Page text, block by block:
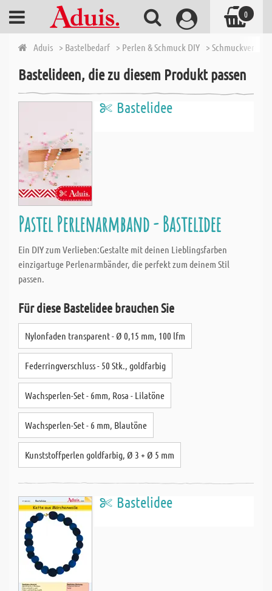
Aduis > Bastelbedarf > Perlen & Schmuck DIY >
Bastelideen, die zu diesem Produkt passen
Bastelidee
Pastel Perlenarmband - Bastelidee
Ein DIY zum Verlieben:Gestalte mit deinen Lieblingsfarben
einzigartuge Perlenarmbänder, die perfekt zum deinem Stil
passen.
Für diese Bastelidee brauchen Sie
Nylonfaden transparent - Ø 0,15 mm, 100 lfm
Federringverschluss - 50 Stk., goldfarbig
Wachsperlen-Set - 6mm, Rosa - Lilatöne
Wachsperlen-Set - 6 mm, Blautöne
Kunststoffperlen goldfarbig, Ø 3 + Ø 5 mm
Bastelidee
0